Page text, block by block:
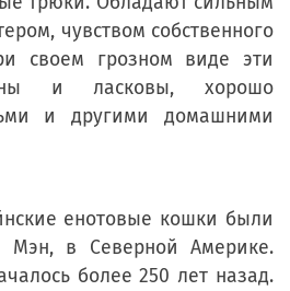
чувством собственного
своем грозном виде эти
и ласковы, хорошо
и другими домашними
енотовые кошки были
Мэн, в Северной Америке.
более 250 лет назад.